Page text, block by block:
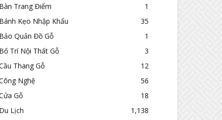
Trang Điểm
1
Kẹo Nhập Khẩu
35
Quản Đồ Gỗ
1
Trí Nội Thất Gỗ
3
Thang Gỗ
12
Nghệ
56
Gỗ
18
Lịch
1,138